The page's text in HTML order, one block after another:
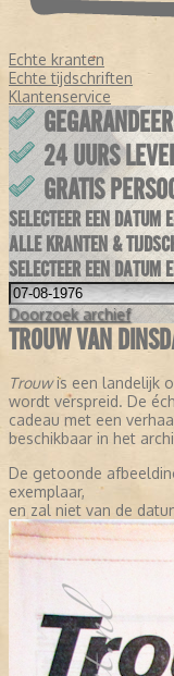
Echte kranten
Echte tijdschriften
Klantenservice
24 UURS
GRATIS
SELECTEER EEN DATUM
ALLE KRANTEN &
SELECTEER EEN DATUM
Doorzoek archief
TROUW VAN
Trouwis een landelijk
wordt verspreid. De
cadeau met een
beschikbaar in het
De getoonde
exemplaar,
en zal niet van de